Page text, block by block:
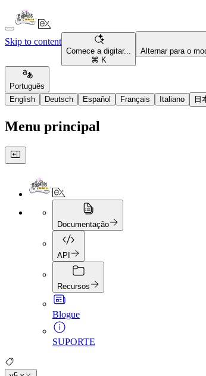
Skip to content
Comece a digitar...
⌘ K
Alternar para o
Português
English
Deutsch Español Français Italiano 日
Menu principal
Documentação
API
Recursos
Blogue
SUPORTE